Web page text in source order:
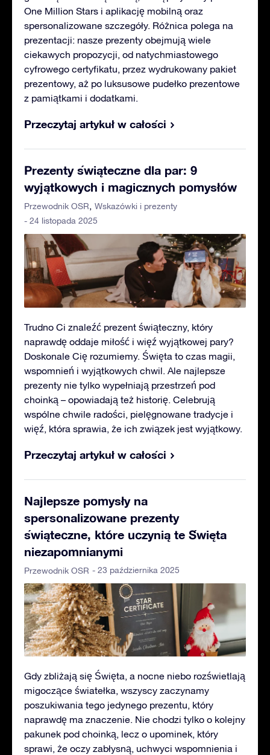
One Million Stars i aplikację mobilną oraz
spersonalizowane szczegóły. Różnica polega na
prezentacji: nasze prezenty obejmują wiele
ciekawych propozycji, od natychmiastowego
cyfrowego certyfikatu, przez wydrukowany pakiet
prezentowy, aż po luksusowe pudełko prezentowe
z pamiątkami i dodatkami.
Przeczytaj artykuł w całości
Prezenty świąteczne dla par: 9
wyjątkowych i magicznych pomysłów
Przewodnik OSR
Wskazówki i prezenty
- 24 listopada 2025
Trudno Ci znaleźć prezent świąteczny, który
naprawdę oddaje miłość i więź wyjątkowej pary?
Doskonale Cię rozumiemy. Święta to czas magii,
wspomnień i wyjątkowych chwil. Ale najlepsze
prezenty nie tylko wypełniają przestrzeń pod
choinką – opowiadają też historię. Celebrują
wspólne chwile radości, pielęgnowane tradycje i
więź, która sprawia, że ich związek jest wyjątkowy.
Przeczytaj artykuł w całości
Najlepsze pomysły na
spersonalizowane prezenty
świąteczne, które uczynią te Święta
niezapomnianymi
Przewodnik OSR - 23 października 2025
Gdy zbliżają się Święta, a nocne niebo rozświetlają
migoczące światełka, wszyscy zaczynamy
poszukiwania tego jedynego prezentu, który
naprawdę ma znaczenie. Nie chodzi tylko o kolejny
pakunek pod choinką, lecz o upominek, który
sprawi, że oczy zabłysną, uchwyci wspomnienia i